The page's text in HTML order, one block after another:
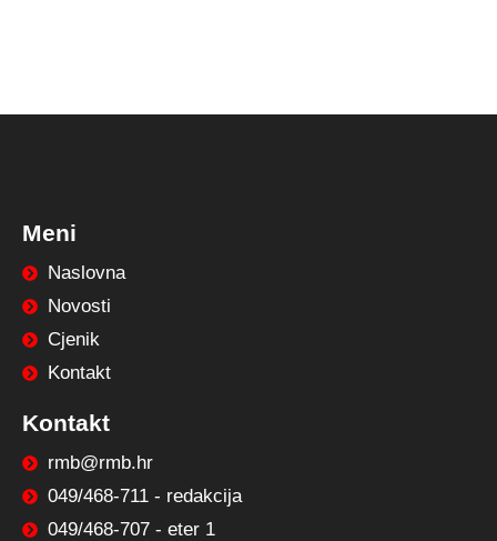
Meni
Naslovna
Novosti
Cjenik
Kontakt
Kontakt
rmb@rmb.hr
049/468-711 - redakcija
049/468-707 - eter 1